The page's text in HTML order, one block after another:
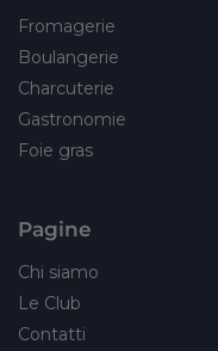
Fromagerie
Boulangerie
Charcuterie
Gastronomie
Foie gras
Pagine
Chi siamo
Le Club
Contatti